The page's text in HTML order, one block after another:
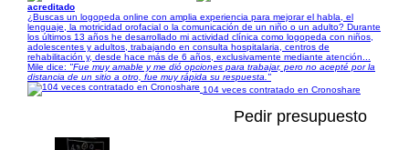
acreditado
¿Buscas un logopeda online con amplia experiencia para mejorar el habla, el
lenguaje, la motricidad orofacial o la comunicación de un niño o un adulto? Durante
los últimos 13 años he desarrollado mi actividad clínica como logopeda con niños,
adolescentes y adultos, trabajando en consulta hospitalaria, centros de
rehabilitación y, desde hace más de 6 años, exclusivamente mediante atención...
Mile dice: "Fue muy amable y me dió opciones para trabajar, pero no acepté por la
distancia de un sitio a otro, fue muy rápida su respuesta."
104 veces contratado en Cronoshare
Pedir presupuesto